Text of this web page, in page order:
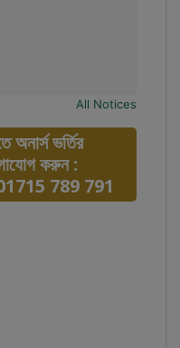
All Notices
অনার্স ভর্তির
করুন :
789 791